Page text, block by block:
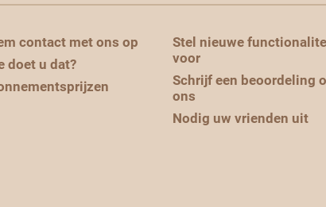
contact met ons op
doet u dat?
Stel nieuwe
voor
Schrijf een beoordeling
ons
Nodig uw vrienden uit